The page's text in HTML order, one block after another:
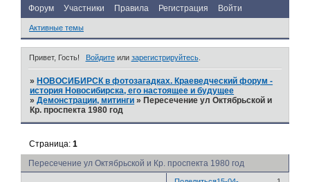
Форум Участники Правила Регистрация Войти
Активные темы
Привет, Гость! Войдитеили зарегистрируйтесь.
» НОВОСИБИРСК в фотозагадках. Краеведческий форум -
история Новосибирска, его настоящее и будущее
»Демонстрации, митинги » Пересечение ул Октябрьской и
Кр. проспекта 1980 год
Пересечение ул Октябрьской и Кр. проспекта 1980 год
Страница:1